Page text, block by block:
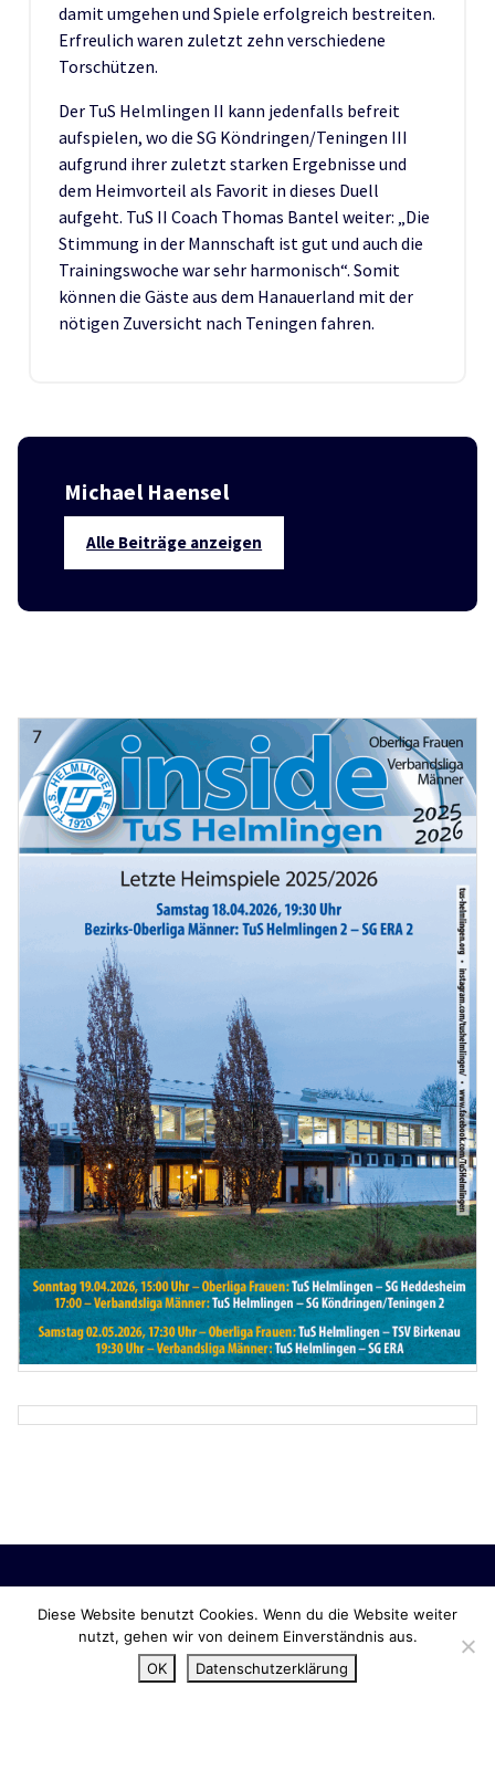
damit umgehen und Spiele erfolgreich bestreiten.
Erfreulich waren zuletzt zehn verschiedene
Torschützen.
Der TuS Helmlingen II kann jedenfalls befreit
aufspielen, wo die SG Köndringen/Teningen III
aufgrund ihrer zuletzt starken Ergebnisse und
dem Heimvorteil als Favorit in dieses Duell
aufgeht. TuS II Coach Thomas Bantel weiter: „Die
Stimmung in der Mannschaft ist gut und auch die
Trainingswoche war sehr harmonisch“. Somit
können die Gäste aus dem Hanauerland mit der
nötigen Zuversicht nach Teningen fahren.
Michael Haensel
Alle Beiträge anzeigen
Diese Website benutzt Cookies. Wenn du die Website weiter
nutzt, gehen wir von deinem Einverständnis aus.
OK
Datenschutzerklärung